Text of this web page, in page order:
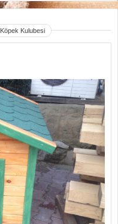
Köpek Kulubesi